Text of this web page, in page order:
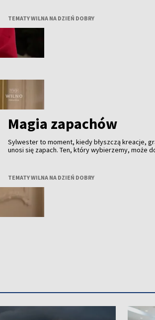
relacjami i codziennymi wyzwaniami, które
TEMATY WILNA NA DZIEŃ DOBRY
Magia zapachów
Sylwester to moment, kiedy błyszczą kreacje,
unosi się zapach. Ten, który wybierzemy, może
TEMATY WILNA NA DZIEŃ DOBRY